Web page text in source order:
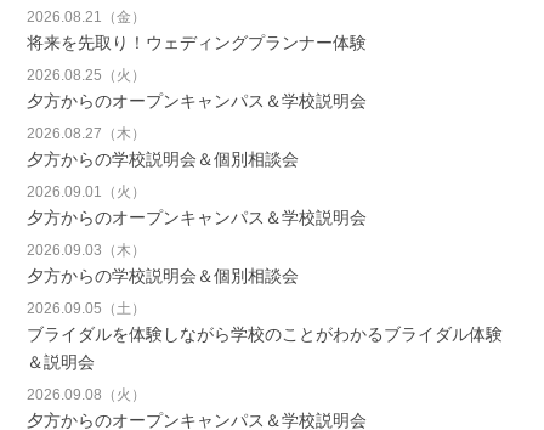
2026.08.21（金）
将来を先取り！ウェディングプランナー体験
2026.08.25（火）
夕方からのオープンキャンパス＆学校説明会
2026.08.27（木）
夕方からの学校説明会＆個別相談会
2026.09.01（火）
夕方からのオープンキャンパス＆学校説明会
2026.09.03（木）
夕方からの学校説明会＆個別相談会
2026.09.05（土）
ブライダルを体験しながら学校のことがわかるブライダル体験
＆説明会
2026.09.08（火）
夕方からのオープンキャンパス＆学校説明会